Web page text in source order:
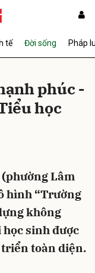
tế Đời sống Pháp
phúc -
học
Lâm
hình “Trường
không
học sinh được
toàn diện.
Hủy Gửi